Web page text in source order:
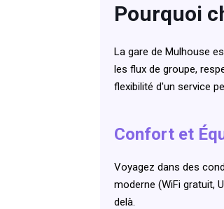
Pourquoi
La gare de Mulhouse
les flux de groupe,
flexibilité d'un service
Confort et
Voyagez dans des
moderne (WiFi gratuit,
delà.